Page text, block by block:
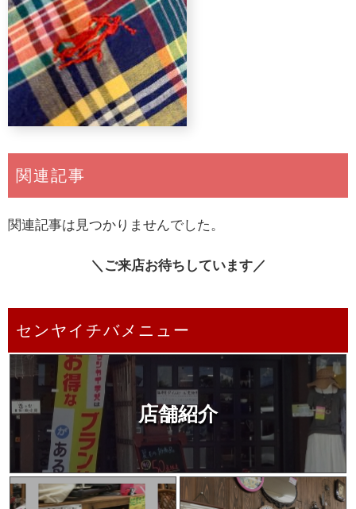
関連記事
関連記事は見つかりませんでした。
＼ご来店お待ちしています／
センヤイチバメニュー
店舗紹介